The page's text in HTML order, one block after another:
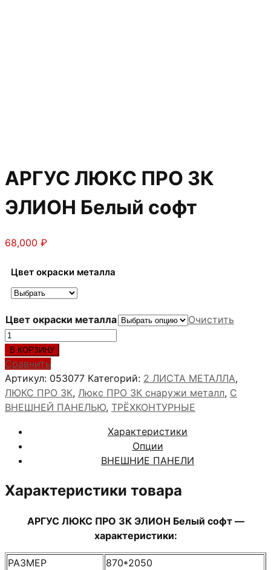
АРГУС ЛЮКС ПРО 3К
ЭЛИОН Белый софт
68,000 ₽
Цвет окраски металла
Цвет окраски металла
Очистить
Количество
товара
АРГУС
ЛЮКС
ПРО
3К
Белый
софт
В КОРЗИНУ
Сравнить
Артикул: 053077 Категорий: 2 ЛИСТА МЕТАЛЛА,
ЛЮКС ПРО 3К, Люкс ПРО 3К снаружи металл, С
ВНЕШНЕЙ ПАНЕЛЬЮ, ТРЁХКОНТУРНЫЕ
Характеристики
Опции
ВНЕШНИЕ ПАНЕЛИ
Характеристики товара
АРГУС ЛЮКС ПРО 3К ЭЛИОН Белый софт —
характеристики:
РАЗМЕР 870*2050